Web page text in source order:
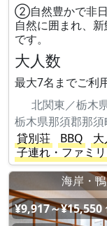
②自然豊かで非
自然に囲まれ、
です。
大人数
最大7名までご利
北関東／栃木
栃木県那須郡那
貸別荘
BBQ
子連れ・ファミ
海岸・
¥9,917～¥15,550